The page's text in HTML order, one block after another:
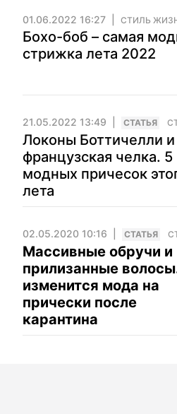
01.06.2022 16:27 СТИЛЬ
Бохо-боб – самая
стрижка лета 2022
21.05.2022 13:49 CТАТЬЯ
Локоны Боттичелли и
французская челка. 5
модных причесок
лета
02.05.2020 10:16 CТАТЬЯ
Массивные обручи и
прилизанные
изменится мода на
прически после
карантина